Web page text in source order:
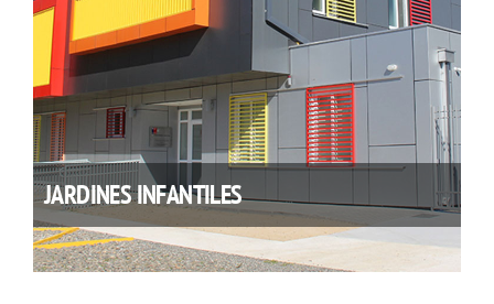
JARDINES INFANTILES